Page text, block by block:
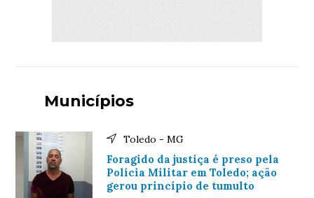
Municípios
Toledo - MG
Foragido da justiça é preso pela
Polícia Militar em Toledo; ação
gerou princípio de tumulto